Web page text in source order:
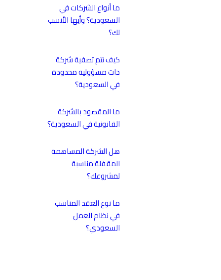
ما أنواع الشركات في
السعودية؟ وأيها الأنسب
لك؟
كيف تتم تصفية شركة
ذات مسؤولية محدودة
في السعودية؟
ما المقصود بالشركة
القانونية في السعودية؟
هل الشركة المساهمة
المقفلة مناسبة
لمشروعك؟
ما نوع العقد المناسب
في نظام العمل
السعودي؟